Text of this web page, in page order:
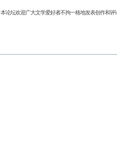
本论坛欢迎广大文学爱好者不拘一格地发表创作和